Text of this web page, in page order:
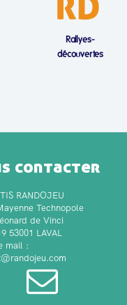
Rallyes-
découvertes
contacter
RANDOJEU
Technopole
de Vinci
53001 LAVAL
mail :